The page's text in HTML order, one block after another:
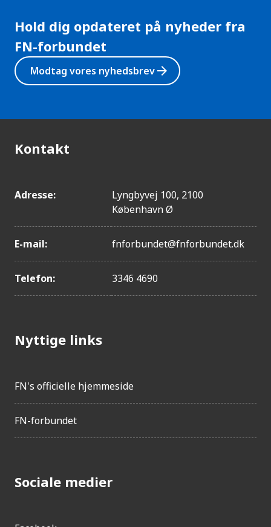
Hold dig opdateret på nyheder fra
FN-forbundet
Modtag vores nyhedsbrevarrow_forward
Kontakt
Adresse:
Lyngbyvej 100, 2100
København Ø
E-mail: fnforbundet@fnforbundet.dk
Telefon: 3346 4690
Nyttige links
FN's officielle hjemmeside
FN-forbundet
Sociale medier